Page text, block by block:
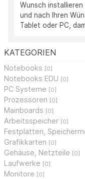
KATEGORIEN
Notebooks [0]
Notebooks EDU [0]
PC Systeme [0]
Prozessoren [0]
Mainboards [0]
Arbeitsspeicher [0]
Festplatten,
Grafikkarten [0]
Gehäuse, Netzteile [0]
Laufwerke [0]
Monitore [0]
Wunsch
und nach Ihren
Tablet oder PC,